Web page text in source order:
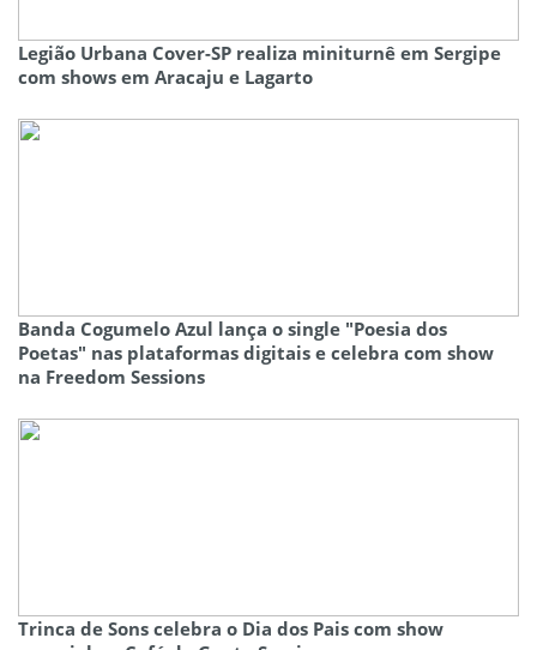
Legião Urbana Cover-SP realiza miniturnê em Sergipe
com shows em Aracaju e Lagarto
Banda Cogumelo Azul lança o single "Poesia dos
Poetas" nas plataformas digitais e celebra com show
na Freedom Sessions
Trinca de Sons celebra o Dia dos Pais com show